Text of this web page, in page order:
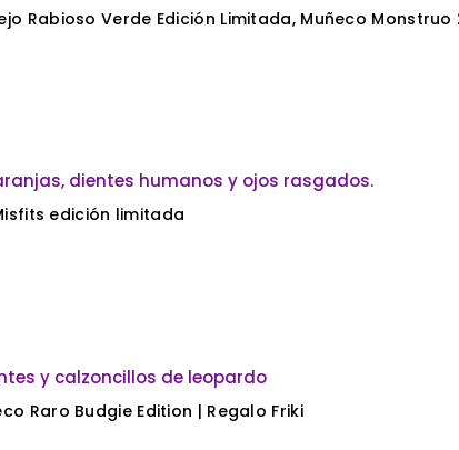
Rabioso Verde Edición Limitada, Muñeco Monstruo
edición limitada
Morado – Muñeco Raro Budgie Edition | Regalo Friki